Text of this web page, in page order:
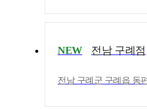
NEW 전남 구례점
전남 구례군 구례읍 동